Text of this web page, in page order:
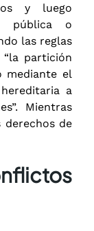
y luego
pública o
las reglas
“la partición
mediante el
a
Mientras
derechos de